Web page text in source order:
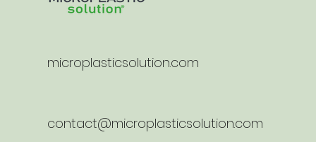
microplasticsolution.com
contact@microplasticsolution.com